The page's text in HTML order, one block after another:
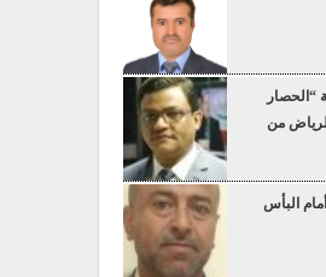
“الحصار
من
البأس